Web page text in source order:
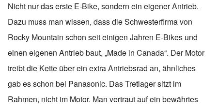
Nicht nur das erste E-Bike, sondern ein eigener Antrieb.
Dazu muss man wissen, dass die Schwesterfirma von
Rocky Mountain schon seit einigen Jahren E-Bikes und
einen eigenen Antrieb baut, „Made in Canada“. Der Motor
treibt die Kette über ein extra Antriebsrad an, ähnliches
gab es schon bei Panasonic. Das Tretlager sitzt im
Rahmen, nicht im Motor. Man vertraut auf ein bewährtes